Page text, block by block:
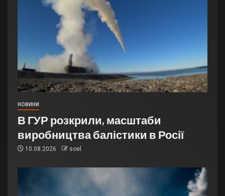
НОВИНИ
В ГУР розкрили, масштаби
виробництва балістики в Росії
10.08.2026 soel